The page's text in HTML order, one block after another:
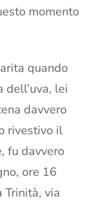
momento
quando
dell’uva, lei
davvero
rivestivo il
fu davvero
ore 16
Trinità, via